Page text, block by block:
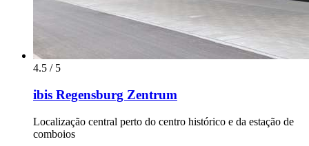
4.5 / 5
ibis Regensburg Zentrum
Localização central perto do centro histórico e da estação de
comboios